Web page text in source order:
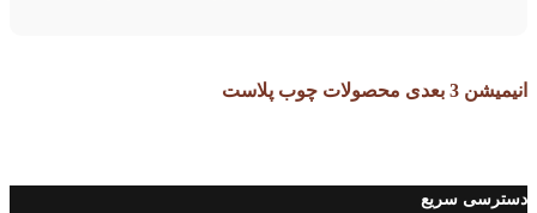
انیمیشن 3 بعدی محصولات چوب پلاست
دسترسی سریع